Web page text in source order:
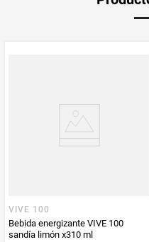
Producto (kg)
VIVE 100
Bebida energizante VIVE 100
sandía limón x310 ml